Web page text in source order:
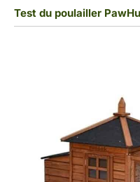
Test du poulailler